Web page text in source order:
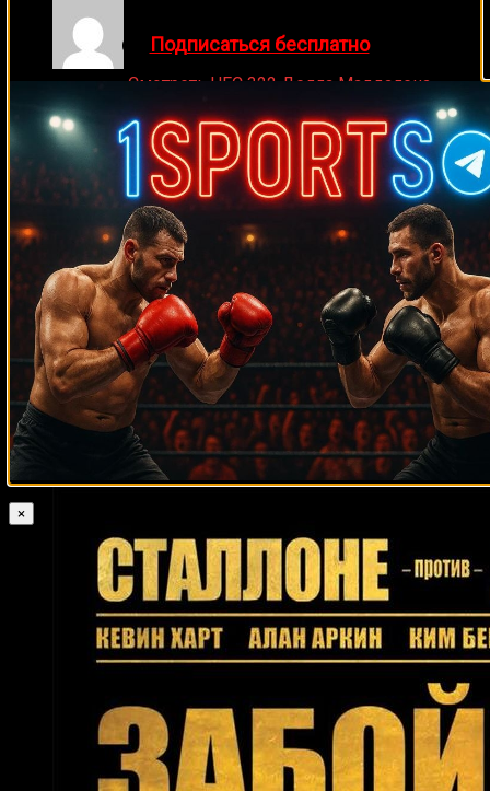
Medik on Смотреть UFC 322 Делла Маддалена –
Махачев
Случайные боксеры
Джесси Магана Майк Гай Элвин Льюис Уильям Сильва Hamdy
Фрэнк Мир Марк Уинтерс
Дэвид
Туа
Малик Скотт Джефф Лейси
Джерсон Равело
Теншин Насукава Билли Бейли Маурисио Эррера
Рейко Сондерс
Джесси Шелби Роджер Кантрелл Хосе Луис Кастильо
Майк Хуарес
Омар Васкес Луис Санчес Ян-Пит Бергман Хорхе Кастро Аксель
Шульц Бенито Родригес Боб Хазелтон Эпифанио Мендоса Альваро
Рохас Пол Денард Джим Хаффман Чед Доусон Альфонсо Гомес
Гилберт Квироус Хуан Мануэль Маркес
Луис
Ортис Йорденис Угас Ли Сунь Юль Игорь Пилипенко
Джоелл
Годфри
Дастин Порье Майк Робинсон Кевин Лерена Александр
Джонсон
👉 Подписаться бесплатно
×